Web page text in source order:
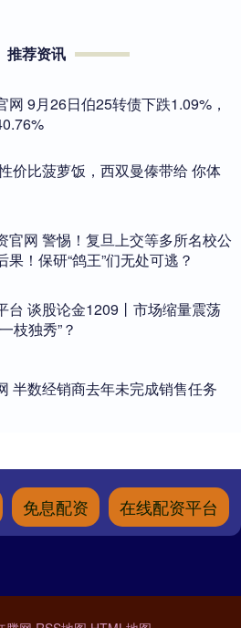
推荐资讯
网 9月26日伯25转债下跌1.09%，
价比菠萝饭，西双曼傣带给 你体
官网 警惕！复旦上交等多所名校公
果！保研“鸽王”们无处可逃？
台 谈股论金1209丨市场缩量震荡
枝独秀”？
半数经销商去年未完成销售任务
免息配资 在线配资平台